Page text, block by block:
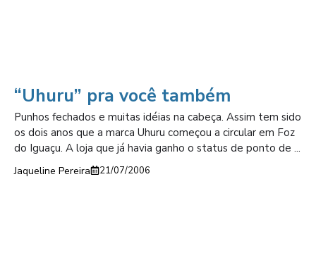
“Uhuru” pra você também
Punhos fechados e muitas idéias na cabeça. Assim tem sido
os dois anos que a marca Uhuru começou a circular em Foz
do Iguaçu. A loja que já havia ganho o status de ponto de ...
Jaqueline Pereira 21/07/2006